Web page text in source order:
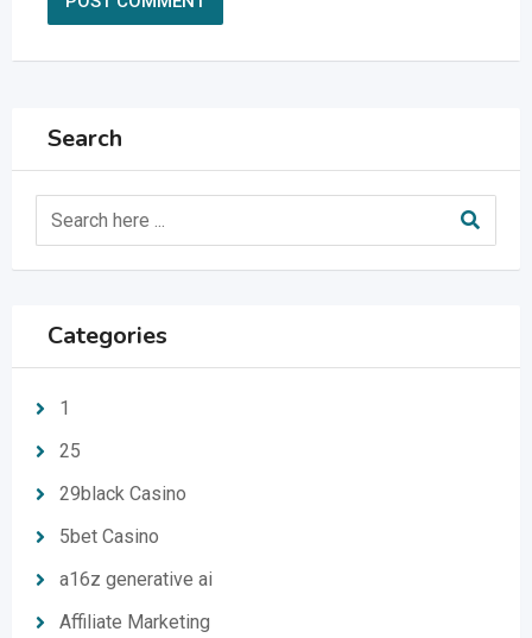
Search
Categories
1
25
29black Casino
5bet Casino
a16z generative ai
Affiliate Marketing